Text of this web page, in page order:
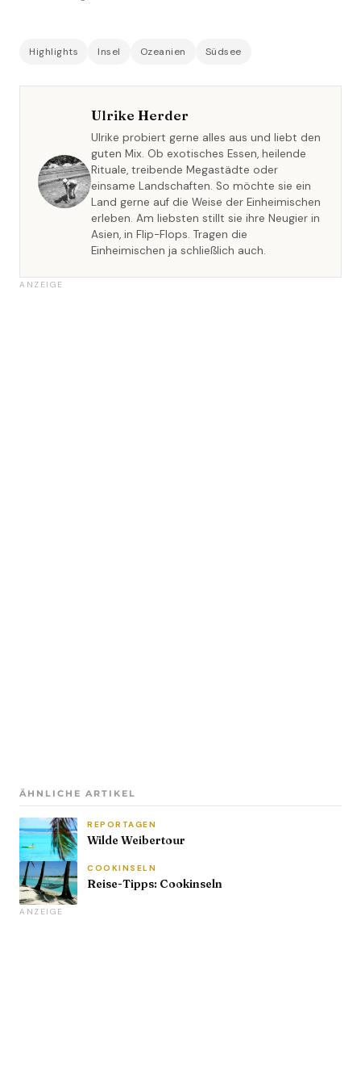
Highlights Insel Ozeanien Südsee
Ulrike Herder
Ulrike probiert gerne alles aus und liebt den
guten Mix. Ob exotisches Essen, heilende
Rituale, treibende Megastädte oder
einsame Landschaften. So möchte sie ein
Land gerne auf die Weise der Einheimischen
erleben. Am liebsten stillt sie ihre Neugier in
Asien, in Flip-Flops. Tragen die
Einheimischen ja schließlich auch.
ANZEIGE
ÄHNLICHE ARTIKEL
REPORTAGEN
Wilde Weibertour
COOKINSELN
Reise-Tipps: Cookinseln
ANZEIGE